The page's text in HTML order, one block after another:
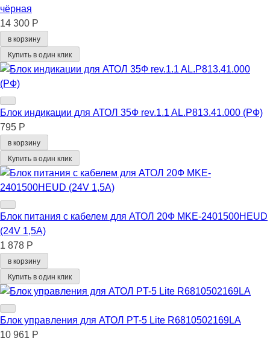
чёрная
14 300 Р
в корзину
Купить в один клик
Блок индикации для АТОЛ 35Ф rev.1.1 AL.P813.41.000 (РФ)
795 Р
в корзину
Купить в один клик
Блок питания с кабелем для АТОЛ 20Ф MKE-2401500HEUD
(24V 1,5A)
1 878 Р
в корзину
Купить в один клик
Блок управления для АТОЛ PT-5 Lite R6810502169LA
10 961 Р